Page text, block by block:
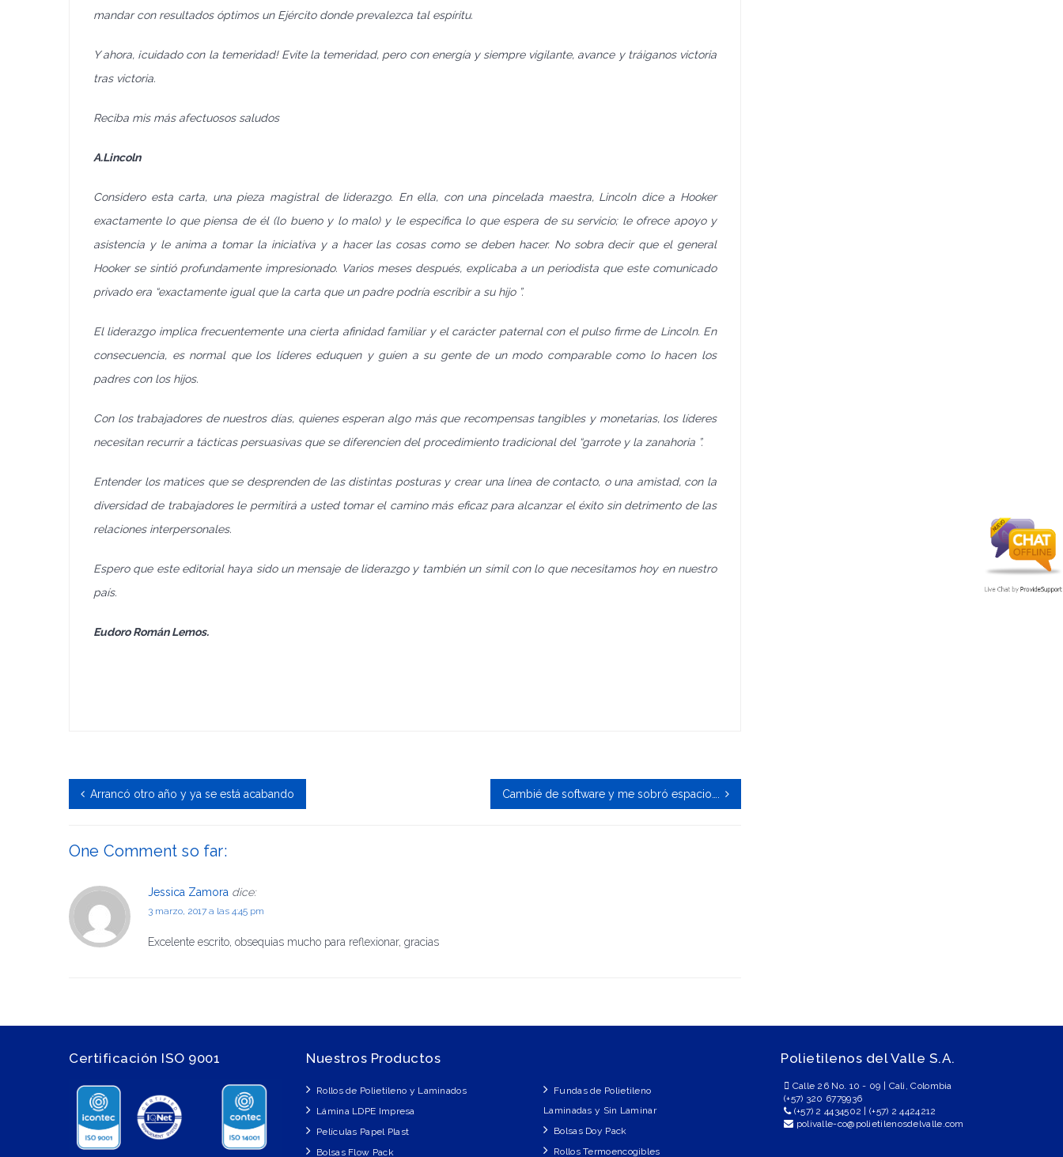
mandar con resultados óptimos un Ejército donde prevalezca tal espíritu.
Y ahora, ¡cuidado con la temeridad! Evite la temeridad, pero con energía y siempre vigilante, avance y tráiganos victoria
tras victoria.
Reciba mis más afectuosos saludos
A.Lincoln
Considero esta carta, una pieza magistral de liderazgo. En ella, con una pincelada maestra, Lincoln dice a Hooker
exactamente lo que piensa de él (lo bueno y lo malo) y le especifica lo que espera de su servicio; le ofrece apoyo y
asistencia y le anima a tomar la iniciativa y a hacer las cosas como se deben hacer. No sobra decir que el general
Hooker se sintió profundamente impresionado. Varios meses después, explicaba a un periodista que este comunicado
privado era “exactamente igual que la carta que un padre podría escribir a su hijo ”.
El liderazgo implica frecuentemente una cierta afinidad familiar y el carácter paternal con el pulso firme de Lincoln. En
consecuencia, es normal que los líderes eduquen y guíen a su gente de un modo comparable como lo hacen los
padres con los hijos.
Con los trabajadores de nuestros días, quienes esperan algo más que recompensas tangibles y monetarias, los líderes
necesitan recurrir a tácticas persuasivas que se diferencien del procedimiento tradicional del “garrote y la zanahoria ”.
Entender los matices que se desprenden de las distintas posturas y crear una línea de contacto, o una amistad, con la
diversidad de trabajadores le permitirá a usted tomar el camino más eficaz para alcanzar el éxito sin detrimento de las
relaciones interpersonales.
Espero que este editorial haya sido un mensaje de liderazgo y también un símil con lo que necesitamos hoy en nuestro
país.
Eudoro Román Lemos.
Arrancó otro año y ya se está acabando Cambié de software y me sobró espacio….
One Comment so far:
Jessica Zamora dice:
3 marzo, 2017 a las 4:45 pm
Excelente escrito, obsequias mucho para reflexionar, gracias
Certificación ISO 9001 Nuestros Productos
Rollos de Polietileno y Laminados
Lámina LDPE Impresa
Películas Papel Plast
Bolsas Flow Pack
Fundas de Polietileno
Laminadas y Sin Laminar
Bolsas Doy Pack
Rollos Termoencogibles
Polietilenos del Valle S.A.
Calle 26 No. 10 - 09 | Cali, Colombia
(+57) 320 6779936
(+57) 2 4434502 |(+57) 2 4424212
polivalle-co@polietilenosdelvalle.com